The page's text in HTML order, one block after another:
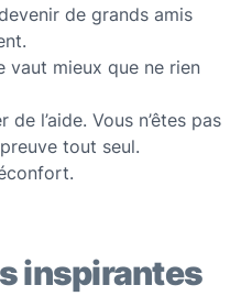
de grands amis
vaut mieux que ne rien
l’aide. Vous n’êtes pas
tout seul.
inspirantes